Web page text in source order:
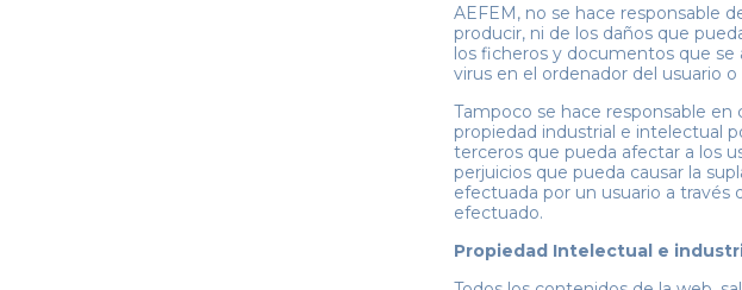
AEFEM, no se hace responsable
producir, ni de los daños que
los ficheros y documentos que
virus en el ordenador del usuario
Tampoco se hace responsable en
propiedad industrial e intelectual
terceros que pueda afectar a los
perjuicios que pueda causar la
efectuada por un usuario a través
efectuado.
Propiedad Intelectual e